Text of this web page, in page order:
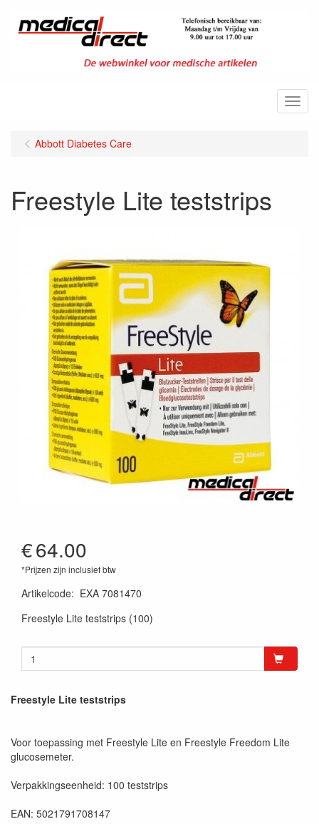
Menu
Abbott Diabetes Care
Freestyle Lite teststrips
€64.00
*Prijzen zijn inclusief btw
Artikelcode: EXA 7081470
Freestyle Lite teststrips (100)
Freestyle Lite teststrips
Voor toepassing met Freestyle Lite en Freestyle Freedom Lite
glucosemeter.
Verpakkingseenheid: 100 teststrips
EAN: 5021791708147